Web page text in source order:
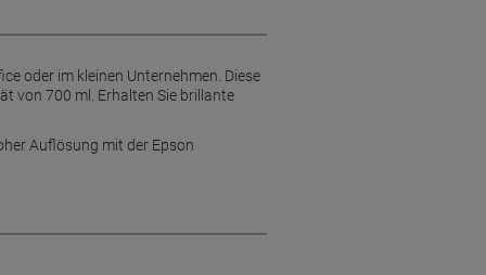
oder im kleinen Unternehmen. Diese
von 700 ml. Erhalten Sie brillante
Auflösung mit der Epson